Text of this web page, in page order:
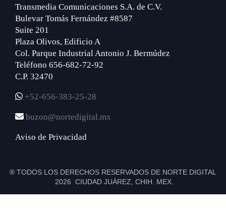
Transmedia Comunicaciones S.A. de C.V.
Bulevar Tomás Fernández #8587
Suite 201
Plaza Olivos, Edificio A
Col. Parque Industrial Antonio J. Bermúdez
Teléfono 656-682-72-92
C.P. 32470
+52-656-383-25-28
buzon@nortedigital.mx
Aviso de Privacidad
® TODOS LOS DERECHOS RESERVADOS DE NORTE DIGITAL
2026 CIUDAD JUÁREZ, CHIH. MEX.